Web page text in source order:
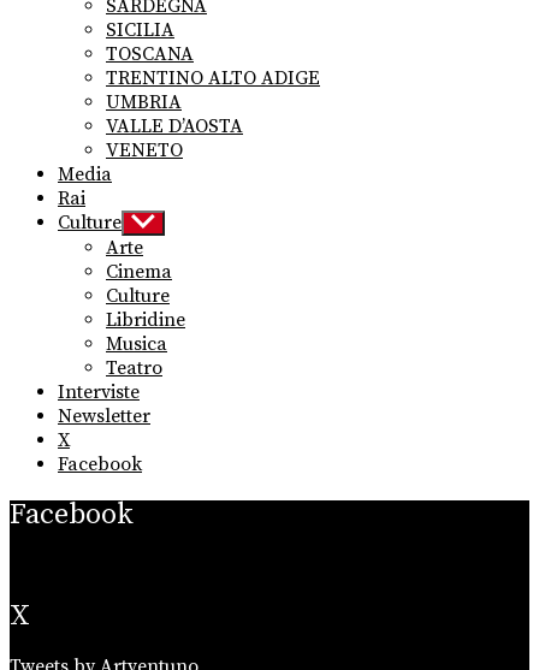
SARDEGNA
SICILIA
TOSCANA
TRENTINO ALTO ADIGE
UMBRIA
VALLE D’AOSTA
VENETO
Media
Rai
Culture Show
sub
menu
Arte
Cinema
Culture
Libridine
Musica
Teatro
Interviste
Newsletter
X
Facebook
Facebook
X